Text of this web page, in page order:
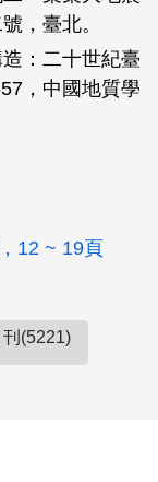
，臺北。
：二十世紀臺
，中國地質學
12 ~ 19頁
(5221)